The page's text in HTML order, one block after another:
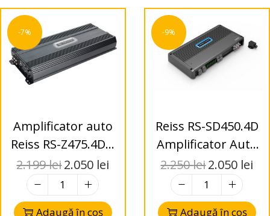
-7%
Amplificator auto
Reiss RS-Z475.4D 4
Canale Class D
475W RMS x4
2.199lei2.050 lei
Adaugă în coș
-9%
Reiss RS-SD450.4D
Amplificator Auto
4 Canale Class D
2700W RMS
2.250lei2.050 lei
Adaugă în coș